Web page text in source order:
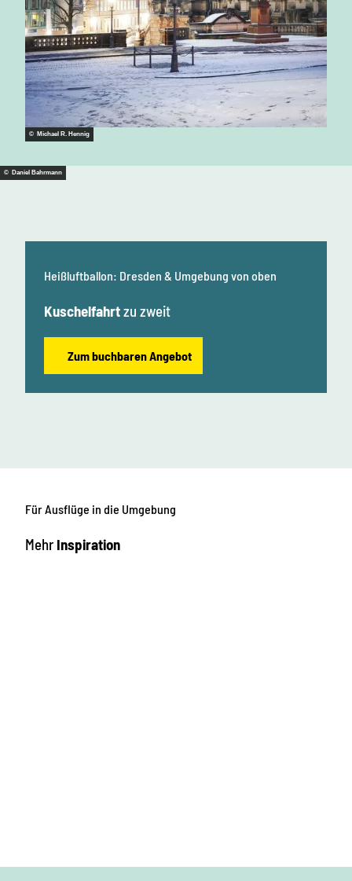
© Michael R. Hennig
© Daniel Bahrmann
Heißluftballon: Dresden & Umgebung von oben
Kuschelfahrtzu zweit
Zum buchbaren Angebot
Für Ausflüge in die Umgebung
MehrInspiration